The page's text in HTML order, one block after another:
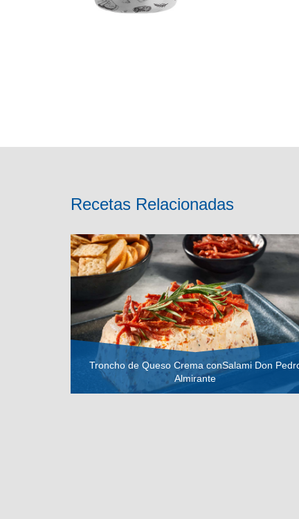
Recetas Relacionadas
Troncho de Queso Crema conSalami Don
Almirante